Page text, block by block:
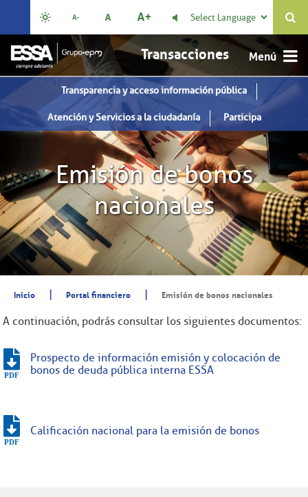
Select Language 
Transacciones
Transparencia y acceso información pública
Atención y Servicios a la ciudadanía Participa
Emisión de bonos
nacionales
Inicio | Portal financiero | Emisión de bonos nacionales
A continuación, podrás consultar los siguientes documentos:
Prospecto de información emisión y colocación de
bonos de deuda pública interna ESSA
Calificación nacional para la emisión de bonos